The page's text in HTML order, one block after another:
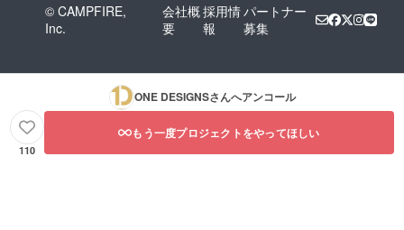
© CAMPFIRE,
Inc.
会社概
要
採用情
報
パートナー
募集
ONE DESIGNSさんへアンコール
110
もう一度プロジェクトをやってほしい